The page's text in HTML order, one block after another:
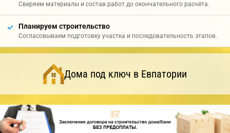
Сверяем материалы и состав работ до окончательного расчёта.
Планируем строительство
Согласовываем подготовку участка и последовательность этапов.
Дома под ключ в Евпатории